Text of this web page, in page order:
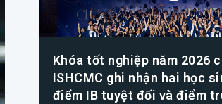
Khóa tốt nghiệp năm 2026
ISHCMC ghi nhận hai học
điểm IB tuyệt đối và điểm